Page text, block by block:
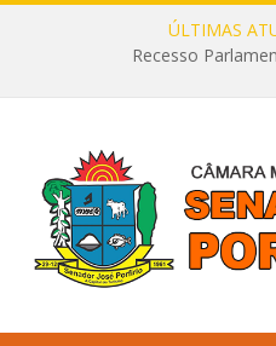
ÚLTIMAS
Recesso